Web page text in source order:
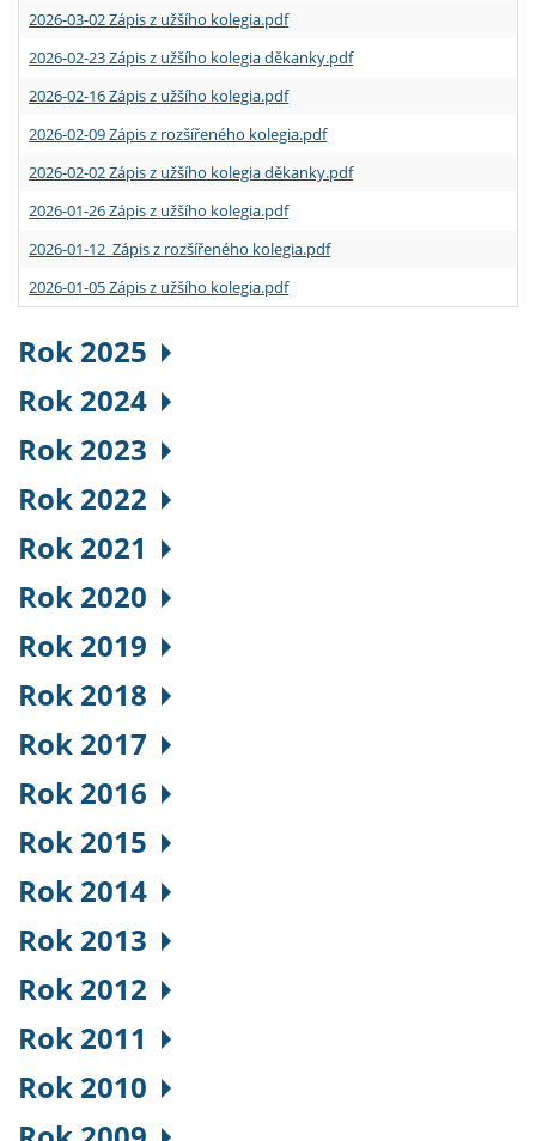
2026-03-02 Zápis z užšího kolegia.pdf
2026-02-23 Zápis z užšího kolegia děkanky.pdf
2026-02-16 Zápis z užšího kolegia.pdf
2026-02-09 Zápis z rozšířeného kolegia.pdf
2026-02-02 Zápis z užšího kolegia děkanky.pdf
2026-01-26 Zápis z užšího kolegia.pdf
2026-01-12 Zápis z rozšířeného kolegia.pdf
2026-01-05 Zápis z užšího kolegia.pdf
Rok 2025
Rok 2024
Rok 2023
Rok 2022
Rok 2021
Rok 2020
Rok 2019
Rok 2018
Rok 2017
Rok 2016
Rok 2015
Rok 2014
Rok 2013
Rok 2012
Rok 2011
Rok 2010